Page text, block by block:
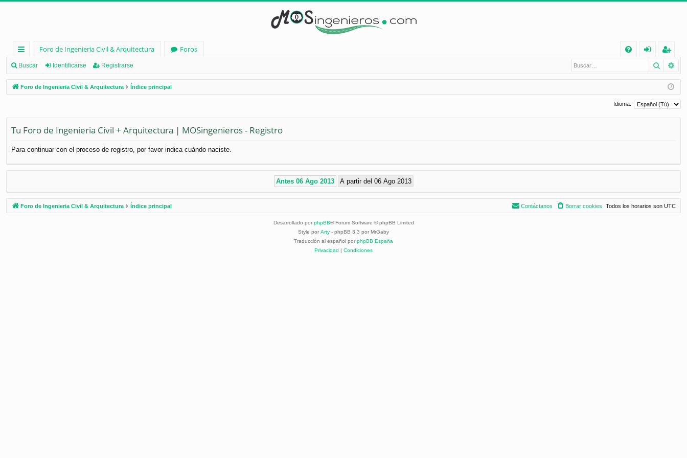
nl
ac
es
pi
Foro de Ingenieria Civil & Arquitectura
Foros
Q
nt
ifi
eg
ist
ra
Buscar Identificarse Registrarse Buscar
Foro de Ingenieria Civil & Arquitectura Índice principal
Idioma:
Tu Foro de Ingenieria Civil + Arquitectura | MOSingenieros - Registro
Para continuar con el proceso de registro, por favor indica cuándo naciste.
Foro de Ingenieria Civil & Arquitectura Índice principal Todos los horarios son UTC
Borrar cookies
Contáctanos
Desarrollado por phpBB® Forum Software © phpBB Limited
Style por Arty - phpBB 3.3 por MrGaby
Traducción al español por phpBB España
Privacidad | Condiciones